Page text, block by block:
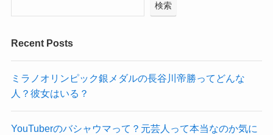
検索
Recent Posts
ミラノオリンピック銀メダルの長谷川帝勝ってどんな
人？彼女はいる？
YouTuberのバシャウマって？元芸人って本当なのか気に